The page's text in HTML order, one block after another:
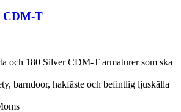
CDM-T
och 180 Silver CDM-T armaturer som ska
barndoor, hakfäste och befintlig ljuskälla